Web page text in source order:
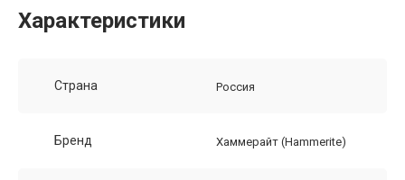
Характеристики
Страна Россия
Бренд Хаммерайт (Hammerite)